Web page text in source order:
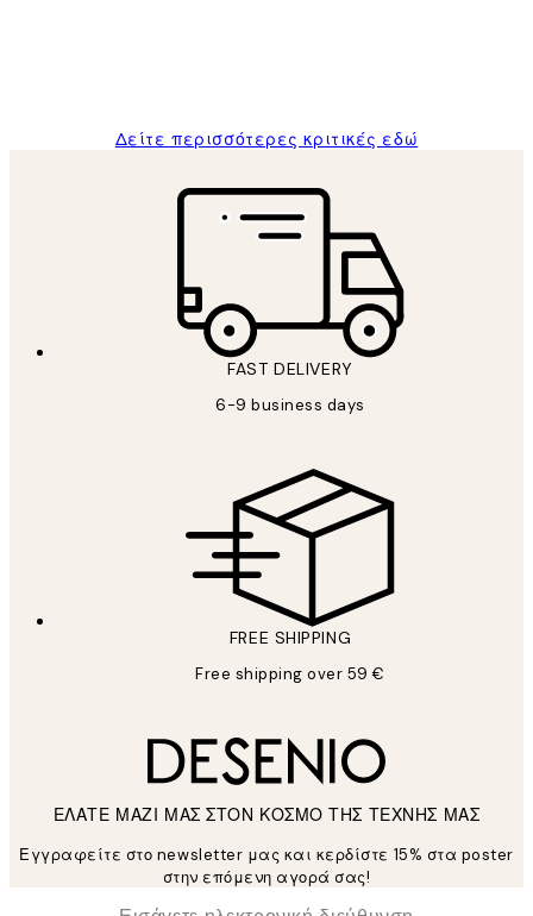
Δείτε περισσότερες κριτικές εδώ
FAST DELIVERY
6-9 business days
FREE SHIPPING
Free shipping over 59 €
ΕΛΑΤΕ ΜΑΖΙ ΜΑΣ ΣΤΟΝ ΚΟΣΜΟ ΤΗΣ ΤΕΧΝΗΣ ΜΑΣ
Εγγραφείτε στο newsletter μας και κερδίστε 15% στα poster
στην επόμενη αγορά σας!
Ηλεκτρονική Διεύθυνση